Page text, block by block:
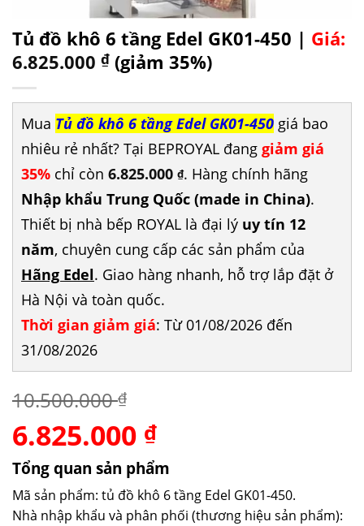
Tủ đồ khô 6 tầng Edel GK01-450 | Giá:
6.825.000 ₫ (giảm 35%)
Mua Tủ đồ khô 6 tầng Edel GK01-450 giá bao
nhiêu rẻ nhất? Tại BEPROYAL đang giảm giá
35% chỉ còn 6.825.000 ₫. Hàng chính hãng
Nhập khẩu Trung Quốc (made in China).
Thiết bị nhà bếp ROYAL là đại lý uy tín 12
năm, chuyên cung cấp các sản phẩm của
Hãng Edel. Giao hàng nhanh, hỗ trợ lắp đặt ở
Hà Nội và toàn quốc.
Thời gian giảm giá: Từ 01/08/2026 đến
31/08/2026
10.500.000₫
Giá
gốc
là:
10.500.000 ₫.
6.825.000 ₫Giá
tại
là:
6.825.000 ₫.
Tổng quan sản phẩm
Mã sản phẩm: tủ đồ khô 6 tầng Edel GK01-450.
Nhà nhập khẩu và phân phối (thương hiệu sản phẩm):